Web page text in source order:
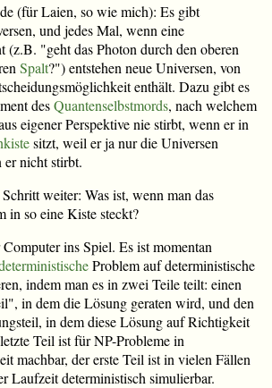
(für Laien, so wie mich): Es gibt
und jedes Mal, wenn eine
(z.B. "geht das Photon durch den oberen
Spalt?") entstehen neue Universen, von
enthält. Dazu gibt es
desQuantenselbstmords, nach welchem
eigener Perspektive nie stirbt, wenn er in
sitzt, weil er ja nur die Universen
er nicht stirbt.
weiter: Was ist, wenn man das
in so eine Kiste steckt?
ins Spiel. Es ist momentan
Problem auf deterministische
indem man es in zwei Teile teilt: einen
in dem die Lösung geraten wird, und den
in dem diese Lösung auf Richtigkeit
Teil ist für NP-Probleme in
machbar, der erste Teil ist in vielen Fällen
Laufzeit deterministisch simulierbar.